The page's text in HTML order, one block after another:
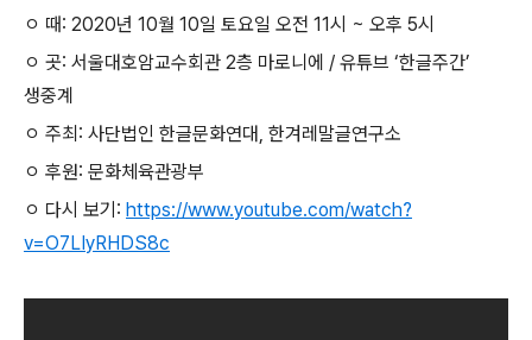
ㅇ 때: 2020년 10월 10일 토요일 오전 11시 ~ 오후 5시
ㅇ 곳: 서울대호암교수회관 2층 마로니에 / 유튜브 ‘한글주간’
생중계
ㅇ 주최: 사단법인 한글문화연대, 한겨레말글연구소
ㅇ 후원: 문화체육관광부
ㅇ 다시 보기: https://www.youtube.com/watch?
v=O7LIyRHDS8c